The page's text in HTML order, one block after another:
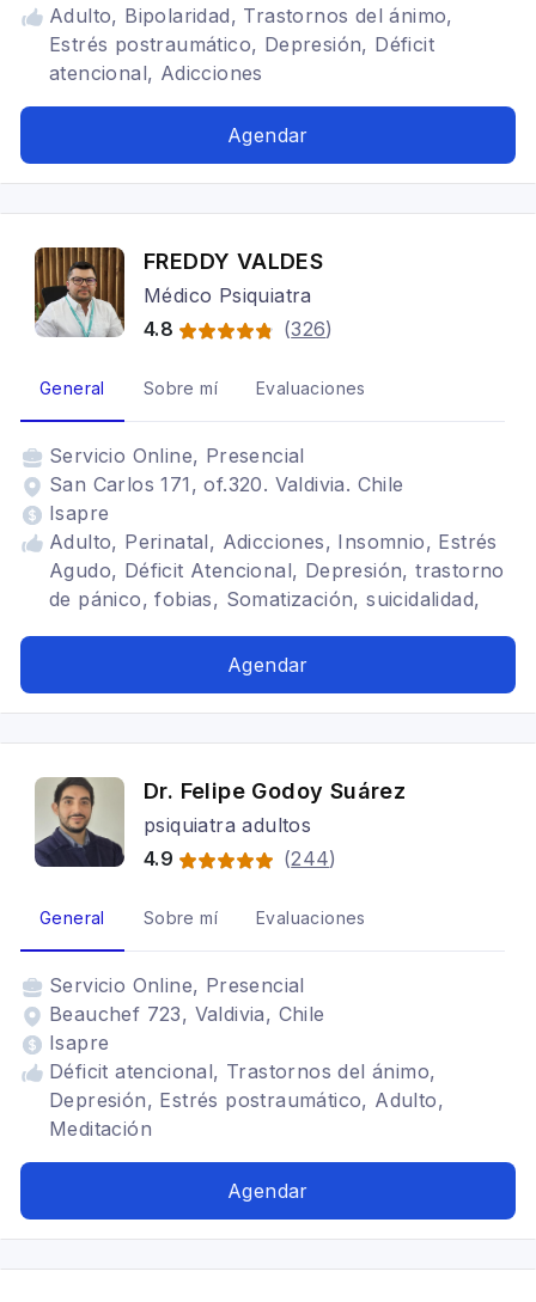
Adulto, Bipolaridad, Trastornos del ánimo,
Estrés postraumático, Depresión, Déficit
atencional, Adicciones
Agendar
FREDDY VALDES
Médico Psiquiatra
4.8
(326)
General Sobre mí Evaluaciones
Servicio Online, Presencial
San Carlos 171, of.320. Valdivia. Chile
Isapre
Adulto, Perinatal, Adicciones, Insomnio, Estrés
Agudo, Déficit Atencional, Depresión, trastorno
de pánico, fobias, Somatización, suicidalidad,
Agendar
Dr. Felipe Godoy Suárez
psiquiatra adultos
4.9
(244)
General Sobre mí Evaluaciones
Servicio Online, Presencial
Beauchef 723, Valdivia, Chile
Isapre
Déficit atencional, Trastornos del ánimo,
Depresión, Estrés postraumático, Adulto,
Meditación
Agendar